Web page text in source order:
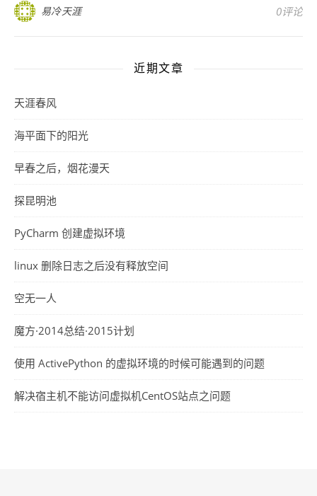
易冷天涯 0评论
近期文章
天涯春风
海平面下的阳光
早春之后，烟花漫天
探昆明池
PyCharm 创建虚拟环境
linux 删除日志之后没有释放空间
空无一人
魔方·2014总结·2015计划
使用 ActivePython 的虚拟环境的时候可能遇到的问题
解决宿主机不能访问虚拟机CentOS站点之问题